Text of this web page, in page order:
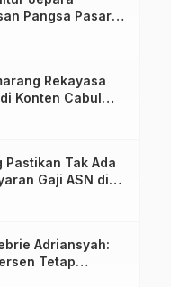
Pangsa Pasar
Rekayasa
Konten Cabul
Pastikan Tak Ada
Gaji ASN di
Transfer ke
Adriansyah:
Tetap
Disetop